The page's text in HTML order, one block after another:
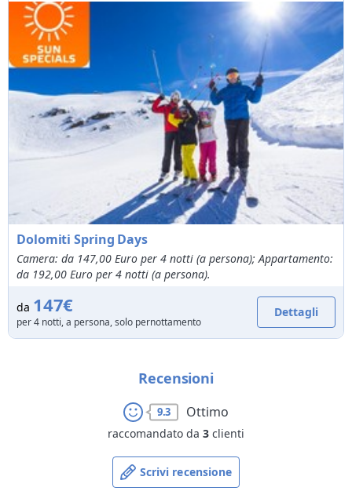
Dolomiti Spring Days
Camera: da 147,00 Euro per 4 notti (a persona); Appartamento:
da 192,00 Euro per 4 notti (a persona).
da 147€
per 4 notti, a persona, solo pernottamento
Dettagli
Recensioni
9.3 Ottimo
raccomandato da 3 clienti
Scrivi recensione